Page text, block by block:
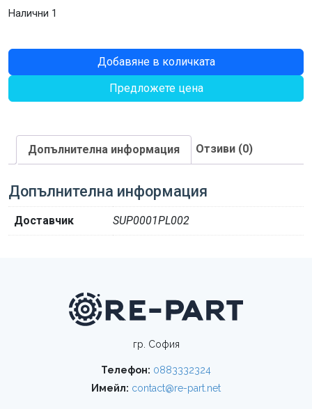
Налични 1
количество
за
Добавяне в количката
Предложете цена
Допълнителна информация Отзиви (0)
Допълнителна информация
Доставчик SUP0001PL002
гр. София
Телефон: 0883332324
Имейл: contact@re-part.net